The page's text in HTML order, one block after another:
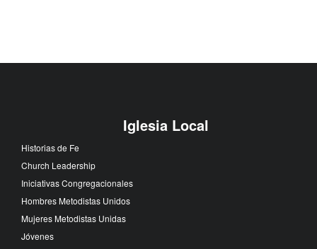
Iglesia Local
Historias de Fe
Church Leadership
Iniciativas Congregacionales
Hombres Metodistas Unidos
Mujeres Metodistas Unidas
Jóvenes